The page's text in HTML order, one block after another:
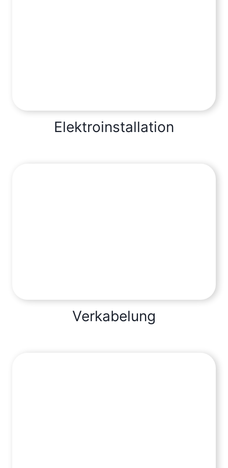
Elektroinstallation
Verkabelung